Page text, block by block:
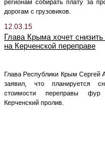
регионам собирать плату за
дорогам с грузовиков.
12.03.15
Глава Крыма хочет снизить
на Керченской переправе
Глава Республики Крым Сергей
заявил, что планируется
стоимости переправы фур
Керченский пролив.